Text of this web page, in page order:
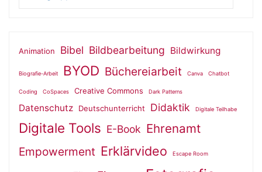
Animation Bibel Bildbearbeitung Bildwirkung
Biografie-Arbeit BYOD Büchereiarbeit Canva Chatbot
Coding CoSpaces Creative Commons Dark Patterns
Datenschutz Deutschunterricht Didaktik Digitale Teilhabe
Digitale Tools E-Book Ehrenamt
Empowerment Erklärvideo Escape Room